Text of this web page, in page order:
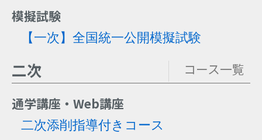
模擬試験
【一次】全国統一公開模擬試験
二次
コース一覧
通学講座・Web講座
二次添削指導付きコース